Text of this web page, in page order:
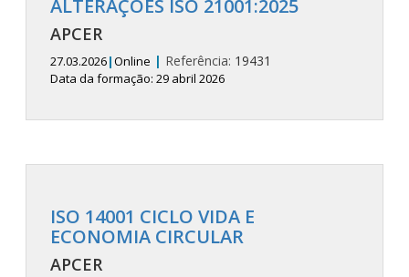
ALTERAÇÕES ISO 21001:2025
APCER
27.03.2026|Online | Referência: 19431
Data da formação: 29 abril 2026
ISO 14001 CICLO VIDA E
ECONOMIA CIRCULAR
APCER